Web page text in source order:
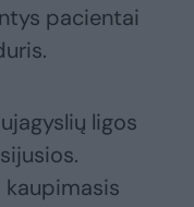
pacientai
ligos